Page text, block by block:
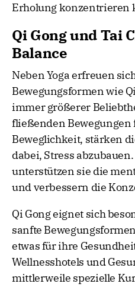
Erholung konzentrieren
Qi Gong und Tai
Balance
Neben Yoga erfreuen
Bewegungsformen wie
immer größerer
fließenden Bewegungen
Beweglichkeit, stärken
dabei, Stress
unterstützen sie die
und verbessern die
Qi Gong eignet sich
sanfte
etwas für ihre
Wellnesshotels und
mittlerweile spezielle